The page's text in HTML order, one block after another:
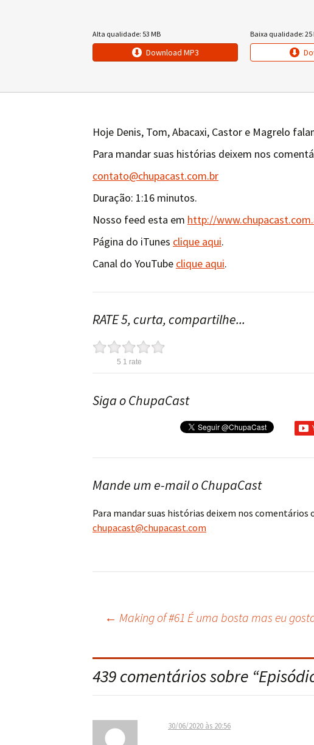
Alta qualidade: 53 MB
Download MP3
Baixa qualidade: 25
Hoje Denis, Tom, Abacaxi, Castor e Magrelo
Para mandar suas histórias deixem nos
contato@chupacast.com.br
Duração: 1:16 minutos.
Nosso feed esta em http://
Página do iTunes clique aqui.
Canal do YouTube clique aqui.
RATE 5, curta, compartilhe...
5 1 rate
Siga o ChupaCast
Mande um e-mail o ChupaCast
Para mandar suas histórias deixem nos comentários
chupacast@chupacast.com
Navegação
do
post
← Making of #61 É uma bosta mas eu
439 comentários sobre “
30/06/2020 às 20:56